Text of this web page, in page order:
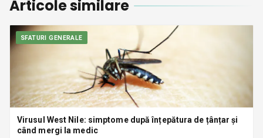
Articole similare
SFATURI GENERALE
Virusul West Nile: simptome după înțepătura de țânțar și
când mergi la medic